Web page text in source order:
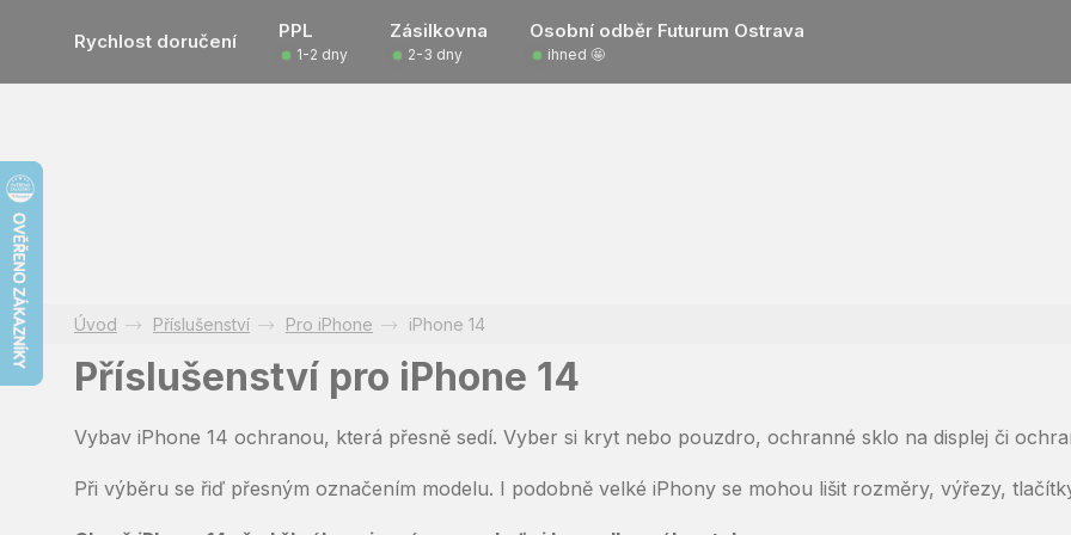
Rychlost doručení PPL Zásilkovna Osobní odběr Futurum Ostrava
1-2 dny 2-3 dny ihned 🤩
Příslušenství Pro iPhone iPhone 14
Příslušenství pro iPhone 14
Vybav iPhone 14 ochranou, která přesně sedí. Vyber si kryt nebo pouzdro, ochranné sklo na displej či
Při výběru se řiď přesným označením modelu. I podobně velké iPhony se mohou lišit rozměry, výřezy,